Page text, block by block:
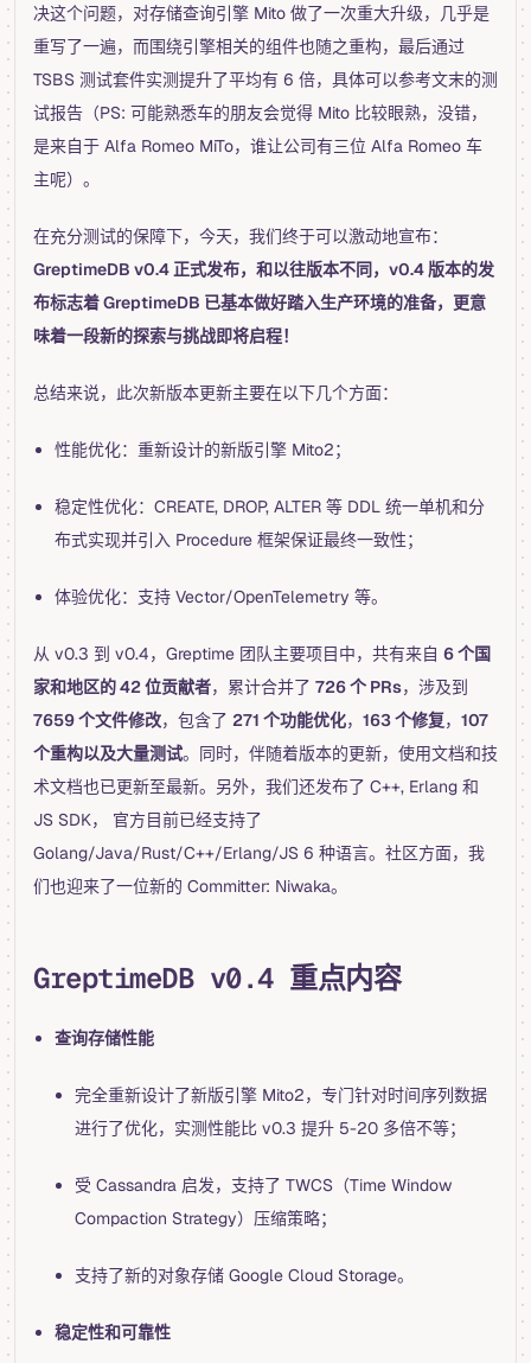
决这个问题，对存储查询引擎 Mito 做了一次重大升级，几乎是
重写了一遍，而围绕引擎相关的组件也随之重构，最后通过
TSBS 测试套件实测提升了平均有 6 倍，具体可以参考文末的测
试报告（PS: 可能熟悉车的朋友会觉得 Mito 比较眼熟，没错，
是来自于 Alfa Romeo MiTo，谁让公司有三位 Alfa Romeo 车
主呢）。
在充分测试的保障下，今天，我们终于可以激动地宣布：
GreptimeDB v0.4 正式发布，和以往版本不同，v0.4 版本的发
布标志着 GreptimeDB 已基本做好踏入生产环境的准备，更意
味着一段新的探索与挑战即将启程！
总结来说，此次新版本更新主要在以下几个方面：
性能优化：重新设计的新版引擎 Mito2；
稳定性优化：CREATE, DROP, ALTER 等 DDL 统一单机和分
布式实现并引入 Procedure 框架保证最终一致性；
体验优化：支持 Vector/OpenTelemetry 等。
从 v0.3 到 v0.4，Greptime 团队主要项目中，共有来自 6 个国
家和地区的 42 位贡献者，累计合并了 726 个 PRs，涉及到
7659 个文件修改，包含了 271 个功能优化， 163 个修复， 107
个重构以及大量测试。同时，伴随着版本的更新，使用文档和技
术文档也已更新至最新。另外，我们还发布了 C++, Erlang 和
JS SDK， 官方目前已经支持了
Golang/Java/Rust/C++/Erlang/JS 6 种语言。社区方面，我
们也迎来了一位新的 Committer: Niwaka。
GreptimeDB v0.4 重点内容
查询存储性能
完全重新设计了新版引擎 Mito2，专门针对时间序列数据
进行了优化，实测性能比 v0.3 提升 5-20 多倍不等；
受 Cassandra 启发，支持了 TWCS（Time Window
Compaction Strategy）压缩策略；
支持了新的对象存储 Google Cloud Storage。
稳定性和可靠性